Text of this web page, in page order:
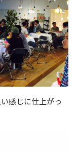
感じに仕上がっ